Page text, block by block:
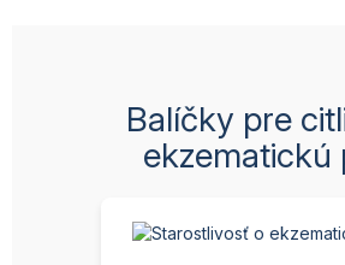
Balíčky pre
ekzematickú